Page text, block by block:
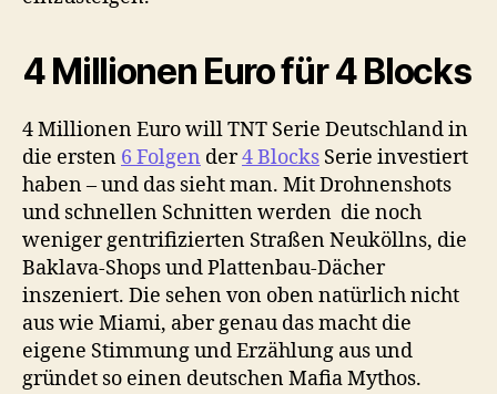
4 Millionen Euro für 4 Blocks
4 Millionen Euro will TNT Serie Deutschland in
die ersten 6 Folgen der4 Blocks Serie investiert
haben – und das sieht man. Mit Drohnenshots
und schnellen Schnitten werden die noch
weniger gentrifizierten Straßen Neuköllns, die
Baklava-Shops und Plattenbau-Dächer
inszeniert. Die sehen von oben natürlich nicht
aus wie Miami, aber genau das macht die
eigene Stimmung und Erzählung aus und
gründet so einen deutschen Mafia Mythos.